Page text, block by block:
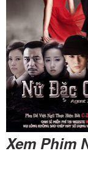
Xem Phim